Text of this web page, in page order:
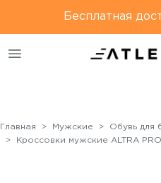
Только оригинальная
продукция
Бесплатная
Главная Мужские Обувь для
Кроссовки мужские ALTRA